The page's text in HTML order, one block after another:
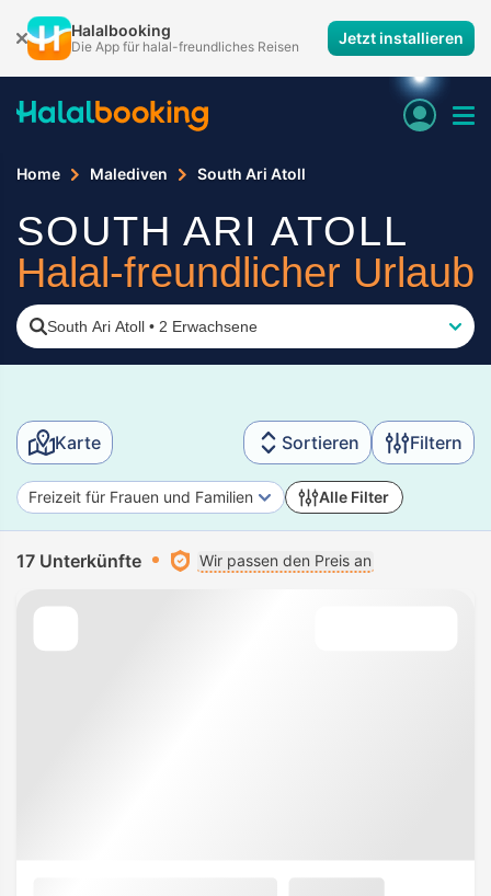
Halalbooking
Die App für halal-freundliches Reisen Jetzt installieren
Home Malediven South Ari Atoll
SOUTH ARI ATOLL
Halal-freundlicher Urlaub
South Ari Atoll • 2 Erwachsene
Karte Sortieren Filtern
Freizeit für Frauen und Familien Alle Filter
17 Unterkünfte Wir passen den Preis an